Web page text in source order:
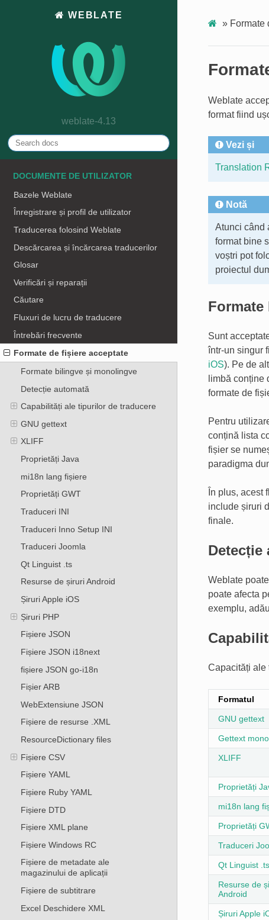
WEBLATE
weblate-4.13
DOCUMENTE DE UTILIZATOR
Bazele Weblate
Înregistrare și profil de utilizator
Traducerea folosind Weblate
Descărcarea și încărcarea traducerilor
Glosar
Verificări și reparații
Căutare
Fluxuri de lucru de traducere
Întrebări frecvente
Formate de fișiere acceptate
Formate bilingve și monolingve
Detecție automată
Capabilități ale tipurilor de traducere
GNU gettext
XLIFF
Proprietăți Java
mi18n lang fișiere
Proprietăți GWT
Traduceri INI
Traduceri Inno Setup INI
Traduceri Joomla
Qt Linguist .ts
Resurse de șiruri Android
Șiruri Apple iOS
Șiruri PHP
Fișiere JSON
Fișiere JSON i18next
fișiere JSON go-i18n
Fișier ARB
WebExtensiune JSON
Fișiere de resurse .XML
ResourceDictionary files
Fișiere CSV
Fișiere YAML
Fișiere Ruby YAML
Fișiere DTD
Fișiere XML plane
Fișiere Windows RC
Fișiere de metadate ale
magazinului de aplicații
Fișiere de subtitrare
Excel Deschidere XML
» Formate
Weblate
format fiind
Vezi și
Translation
Notă
Atunci când
format bine
voștri pot
proiectul
Sunt
într-un singur
iOS). Pe de
limbă conține
formate de
Pentru
conțină lista
fișier se
paradigma
În plus, acest
include șiruri
finale.
Detecție
Weblate
poate afecta
exemplu,
Capacități ale
Formatul
GNU gettext
Gettext
XLIFF
Proprietăți
mi18n lang
Proprietăți
Traduceri
Qt Linguist .ts
Resurse de
Android
Șiruri Apple